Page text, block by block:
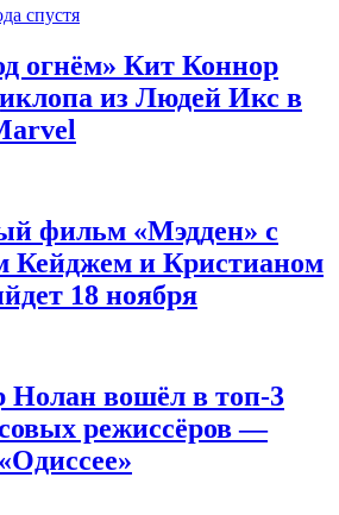
спустя
огнём» Кит Коннор
из Людей Икс в
фильм «Мэдден» с
Кейджем и Кристианом
18 ноября
Нолан вошёл в топ-3
режиссёров —